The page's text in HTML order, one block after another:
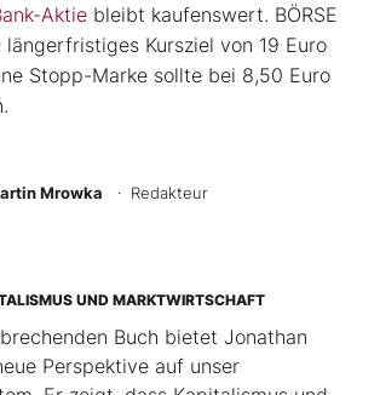
Aktie bleibt kaufenswert. BÖRSE
längerfristiges Kursziel von 19 Euro
Stopp-Marke sollte bei 8,50 Euro
Mrowka · Redakteur
UND MARKTWIRTSCHAFT
Buch bietet Jonathan
Perspektive auf unser